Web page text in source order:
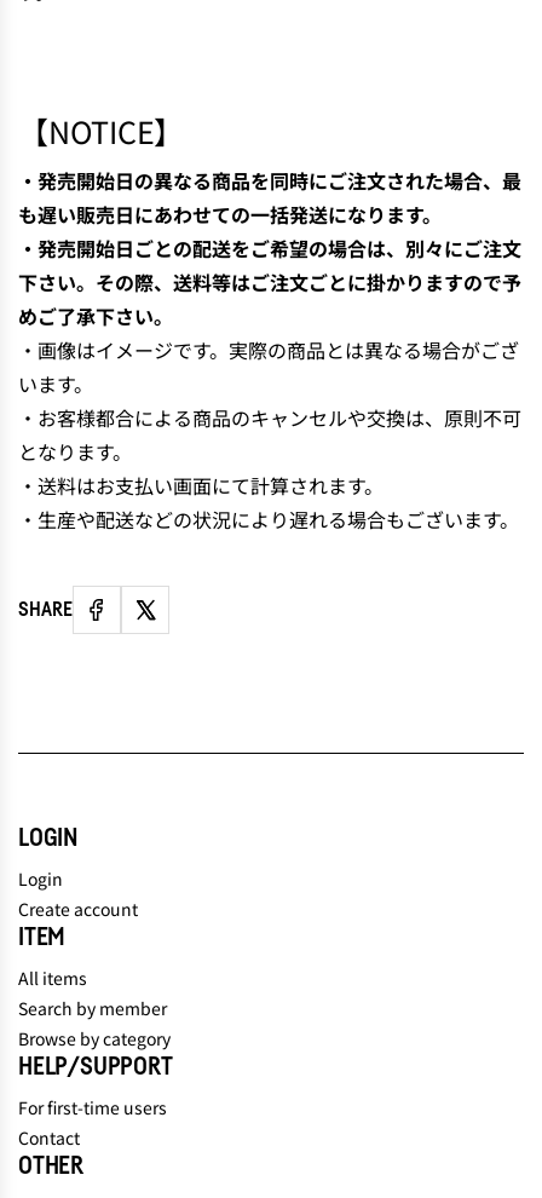
【NOTICE】
・発売開始日の異なる商品を同時にご注文された場合、最
も遅い販売日にあわせての一括発送になります。
・発売開始日ごとの配送をご希望の場合は、別々にご注文
下さい。その際、送料等はご注文ごとに掛かりますので予
めご了承下さい。
・画像はイメージです。実際の商品とは異なる場合がござ
います。
・お客様都合による商品のキャンセルや交換は、原則不可
となります。
・送料はお支払い画面にて計算されます。
・生産や配送などの状況により遅れる場合もございます。
SHARE
LOGIN
Login
Create account
ITEM
All items
Search by member
Browse by category
HELP/SUPPORT
For first-time users
Contact
OTHER